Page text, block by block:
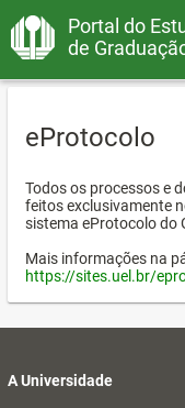
Portal do
de
eProtocolo
Todos os processos e
feitos exclusivamente
sistema eProtocolo do
Mais informações na
https://sites.uel.br/
A Universidade